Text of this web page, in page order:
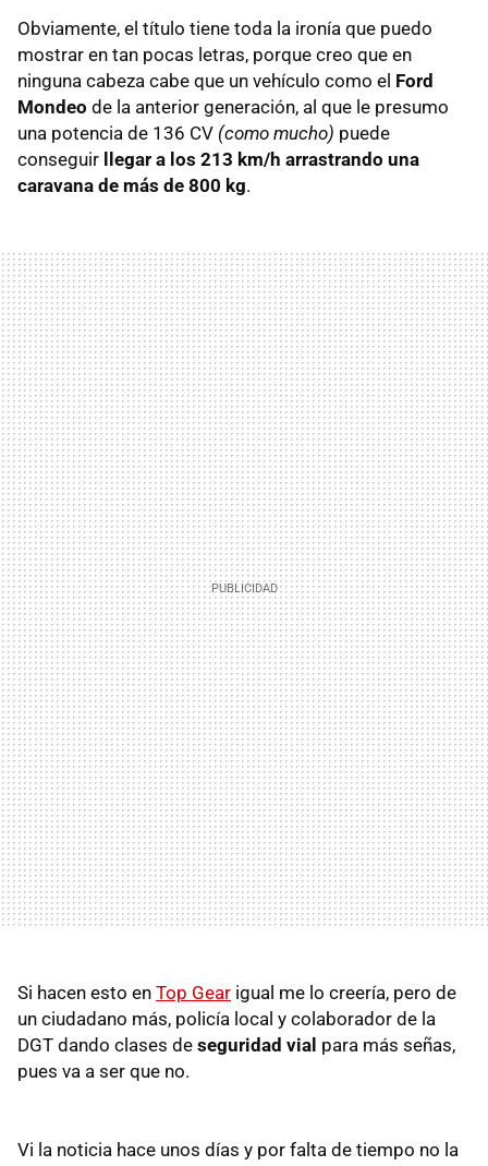
Obviamente, el título tiene toda la ironía que puedo
mostrar en tan pocas letras, porque creo que en
ninguna cabeza cabe que un vehículo como el Ford
Mondeo de la anterior generación, al que le presumo
una potencia de 136 CV (como mucho) puede
conseguir
llegar a los 213 km/h arrastrando una
caravana de más de 800 kg.
Si hacen esto en Top Gear igual me lo creería, pero de
un ciudadano más, policía local y colaborador de la
DGT dando clases de seguridad vial para más señas,
pues va a ser que no.
Vi la noticia hace unos días y por falta de tiempo no la